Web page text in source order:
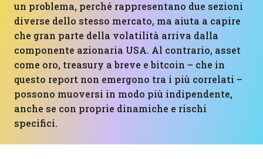
un problema, perché rappresentano due sezioni
diverse dello stesso mercato, ma aiuta a capire
che gran parte della volatilità arriva dalla
componente azionaria USA. Al contrario, asset
come oro, treasury a breve e bitcoin – che in
questo report non emergono tra i più correlati –
possono muoversi in modo più indipendente,
anche se con proprie dinamiche e rischi
specifici.